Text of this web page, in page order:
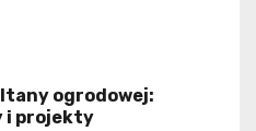
ogrodowej:
i projekty